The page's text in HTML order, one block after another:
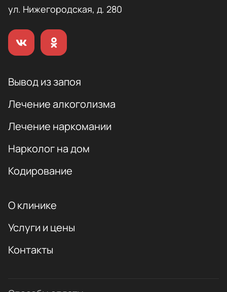
ул. Нижегородская, д. 280
Вывод из запоя
Лечение алкоголизма
Лечение наркомании
Нарколог на дом
Кодирование
О клинике
Услуги и цены
Контакты